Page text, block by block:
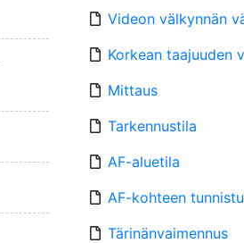
Videon välkynnän
Korkean taajuuden
Mittaus
Tarkennustila
AF-aluetila
AF-kohteen
Tärinänvaimennus